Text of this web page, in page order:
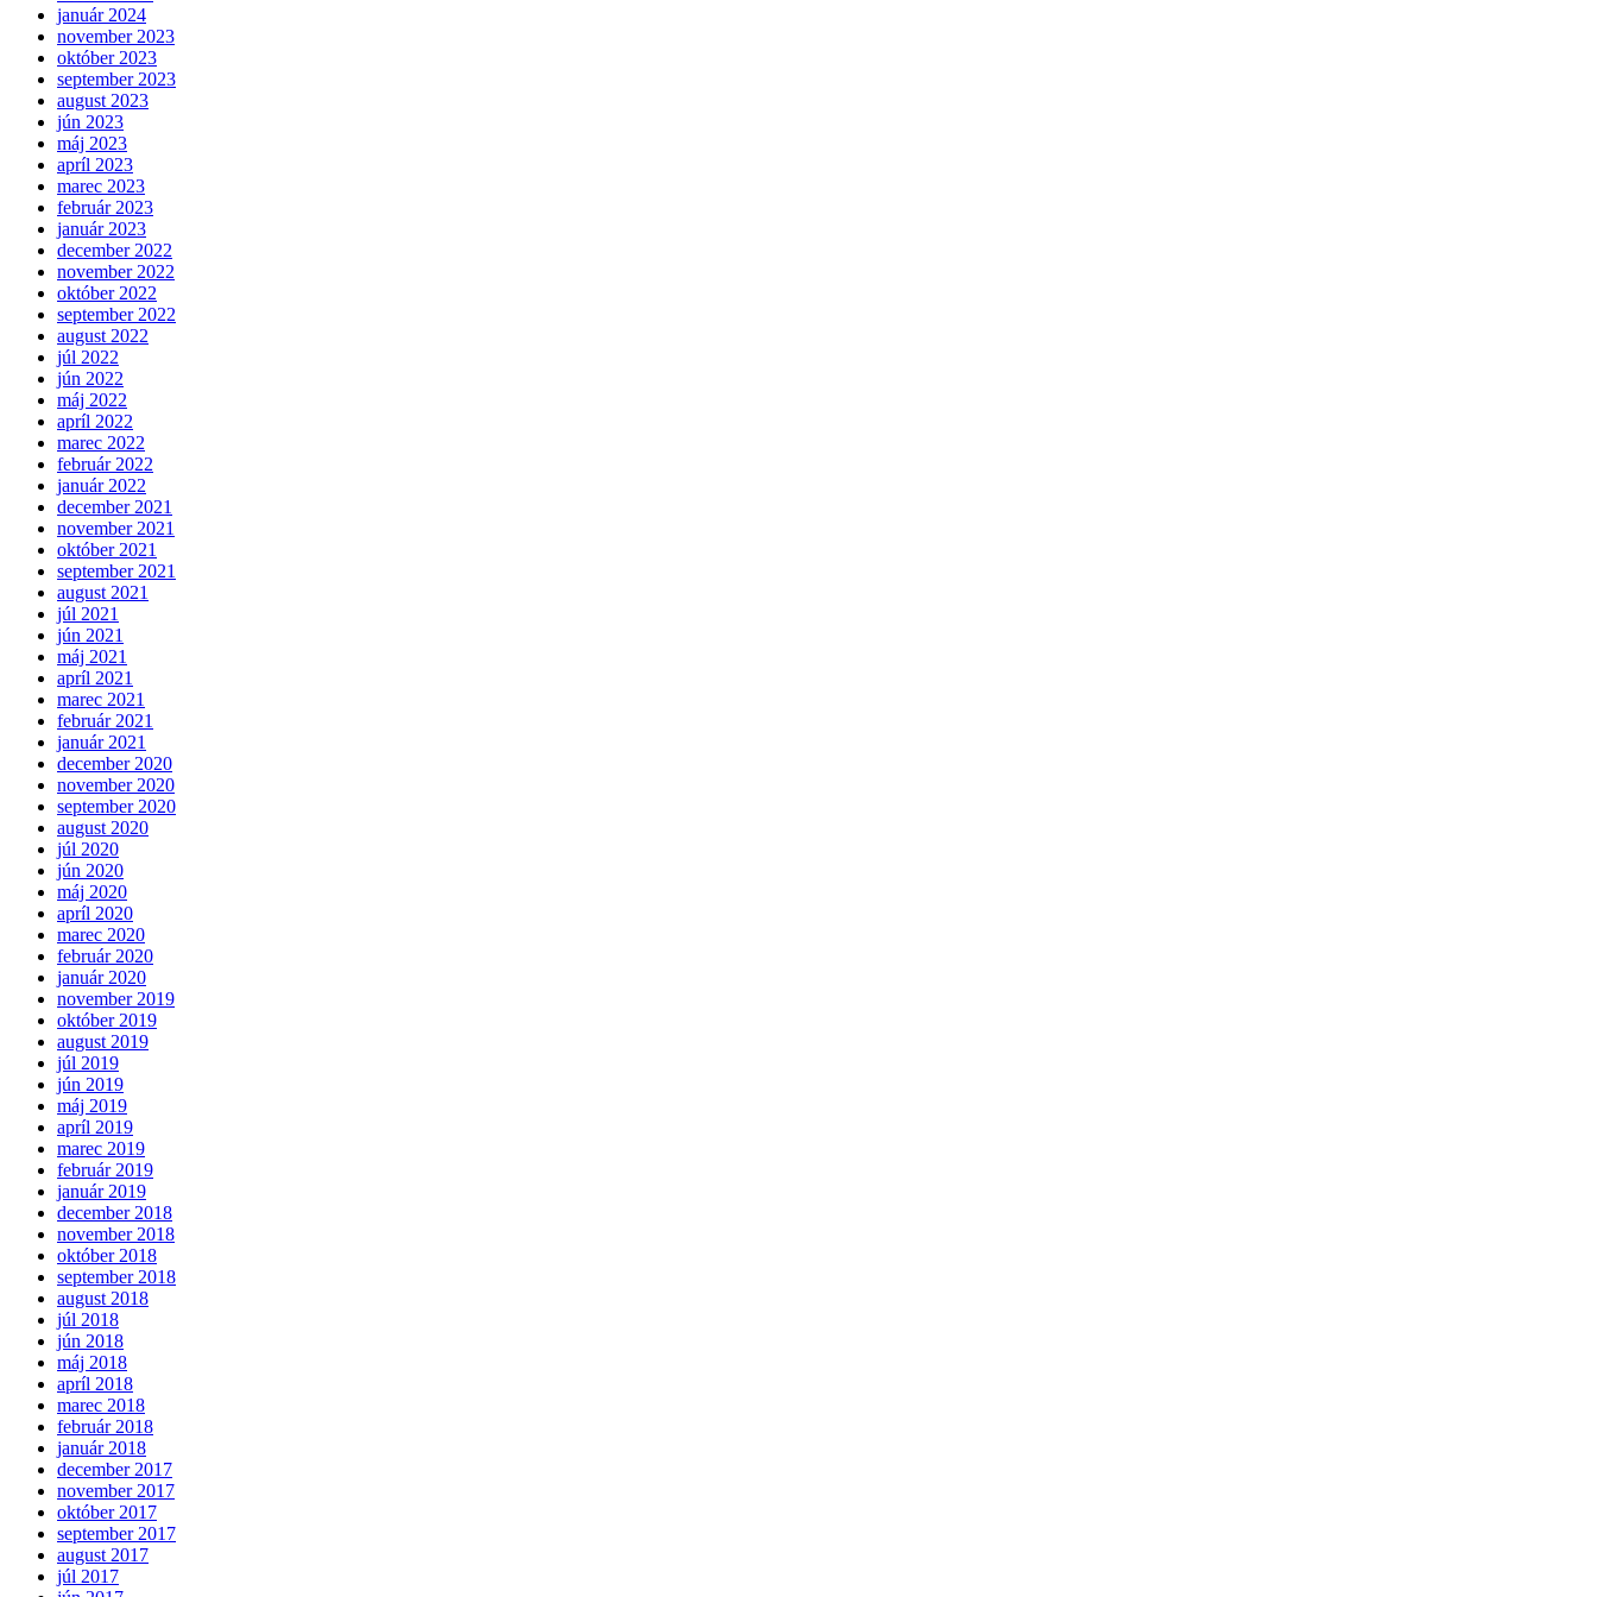
január 2024
november 2023
október 2023
september 2023
august 2023
jún 2023
máj 2023
apríl 2023
marec 2023
február 2023
január 2023
december 2022
november 2022
október 2022
september 2022
august 2022
júl 2022
jún 2022
máj 2022
apríl 2022
marec 2022
február 2022
január 2022
december 2021
november 2021
október 2021
september 2021
august 2021
júl 2021
jún 2021
máj 2021
apríl 2021
marec 2021
február 2021
január 2021
december 2020
november 2020
september 2020
august 2020
júl 2020
jún 2020
máj 2020
apríl 2020
marec 2020
február 2020
január 2020
november 2019
október 2019
august 2019
júl 2019
jún 2019
máj 2019
apríl 2019
marec 2019
február 2019
január 2019
december 2018
november 2018
október 2018
september 2018
august 2018
júl 2018
jún 2018
máj 2018
apríl 2018
marec 2018
február 2018
január 2018
december 2017
november 2017
október 2017
september 2017
august 2017
júl 2017